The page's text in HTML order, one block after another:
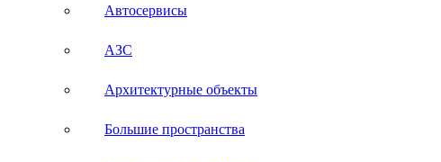
Автосервисы
АЗС
Архитектурные объекты
Большие пространства